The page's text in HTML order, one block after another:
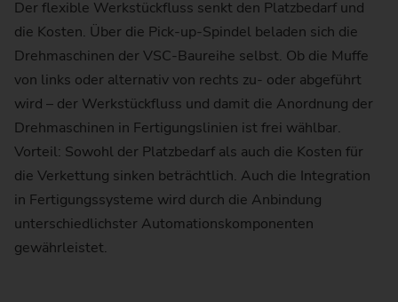
Der flexible Werkstückfluss senkt den Platzbedarf und
die Kosten. Über die Pick-up-Spindel beladen sich die
Drehmaschinen der VSC-Baureihe selbst. Ob die Muffe
von links oder alternativ von rechts zu- oder abgeführt
wird – der Werkstückfluss und damit die Anordnung der
Drehmaschinen in Fertigungslinien ist frei wählbar.
Vorteil: Sowohl der Platzbedarf als auch die Kosten für
die Verkettung sinken beträchtlich. Auch die Integration
in Fertigungssysteme wird durch die Anbindung
unterschiedlichster Automationskomponenten
gewährleistet.